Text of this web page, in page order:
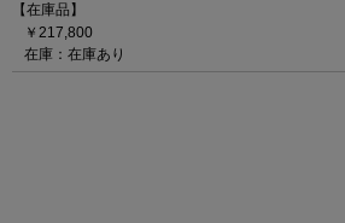
【在庫品】
￥217,800
在庫：在庫あり